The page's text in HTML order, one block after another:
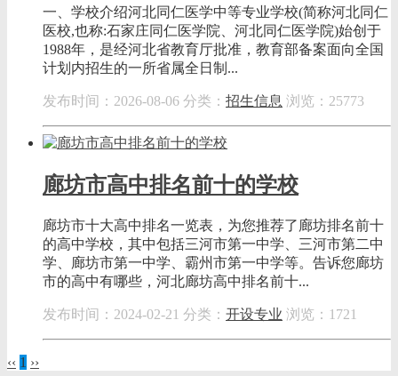
一、学校介绍河北同仁医学中等专业学校(简称河北同仁
医校,也称:石家庄同仁医学院、河北同仁医学院)始创于
1988年，是经河北省教育厅批准，教育部备案面向全国
计划内招生的一所省属全日制...
发布时间：2026-08-06 分类： 招生信息 浏览：25773
廊坊市高中排名前十的学校
廊坊市十大高中排名一览表，为您推荐了廊坊排名前十
的高中学校，其中包括三河市第一中学、三河市第二中
学、廊坊市第一中学、霸州市第一中学等。告诉您廊坊
市的高中有哪些，河北廊坊高中排名前十...
发布时间：2024-02-21 分类： 开设专业 浏览：1721
‹‹ 1 ››